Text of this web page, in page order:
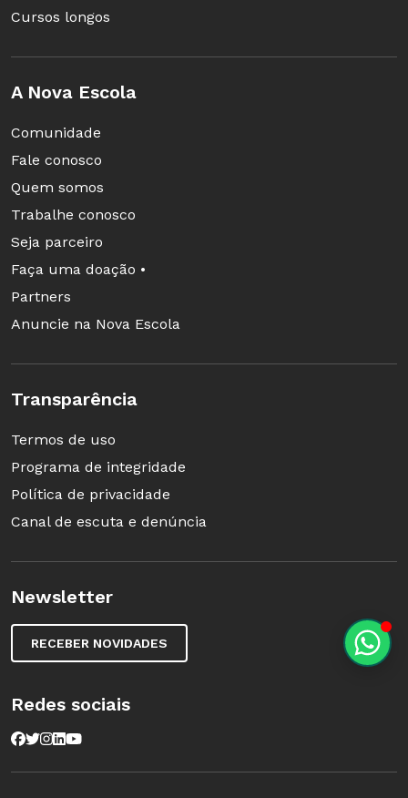
Cursos longos
A Nova Escola
Comunidade
Fale conosco
Quem somos
Trabalhe conosco
Seja parceiro
Faça uma doação •
Partners
Anuncie na Nova Escola
Transparência
Termos de uso
Programa de integridade
Política de privacidade
Canal de escuta e denúncia
Newsletter
RECEBER NOVIDADES
Redes sociais